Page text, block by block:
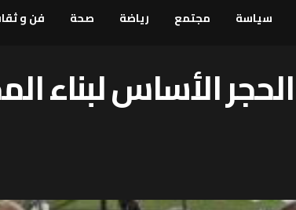
سياسة مجتمع رياضة صحة فن و
الأساس لبناء